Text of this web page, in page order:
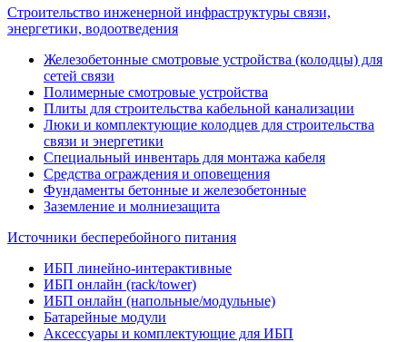
Строительство инженерной инфраструктуры связи,
энергетики, водоотведения
Железобетонные смотровые устройства (колодцы) для
сетей связи
Полимерные смотровые устройства
Плиты для строительства кабельной канализации
Люки и комплектующие колодцев для строительства
связи и энергетики
Специальный инвентарь для монтажа кабеля
Средства ограждения и оповещения
Фундаменты бетонные и железобетонные
Заземление и молниезащита
Источники бесперебойного питания
ИБП линейно-интерактивные
ИБП онлайн (rack/tower)
ИБП онлайн (напольные/модульные)
Батарейные модули
Аксессуары и комплектующие для ИБП